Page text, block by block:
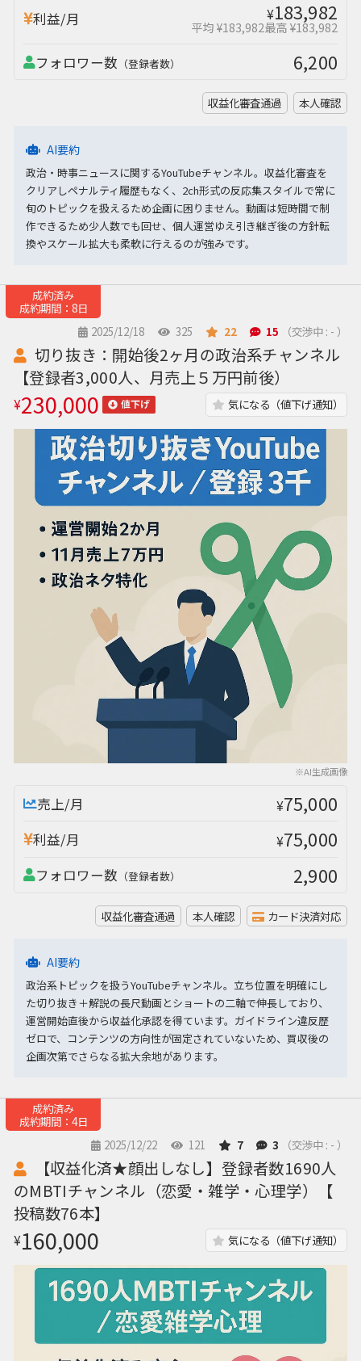
利益/月 ¥183,982
平均 ¥183,982最高 ¥183,982
フォロワー数 （登録者数） 6,200
収益化審査通過 本人確認
AI要約
政治・時事ニュースに関するYouTubeチャンネル。収益化審査を
クリアしペナルティ履歴もなく、2ch形式の反応集スタイルで常に
旬のトピックを扱えるため企画に困りません。動画は短時間で制
作できるため少人数でも回せ、個人運営ゆえ引き継ぎ後の方針転
換やスケール拡大も柔軟に行えるのが強みです。
成約済み
成約期間：8日
2025/12/18
325 22 15 （交渉中 : - ）
※AI生成画像
切り抜き：開始後2ヶ月の政治系チャンネル
【登録者3,000人、月売上５万円前後）
¥230,000 値下げ 気になる（値下げ通知）
売上/月 ¥75,000
利益/月 ¥75,000
フォロワー数 （登録者数） 2,900
収益化審査通過 本人確認 カード決済対応
AI要約
政治系トピックを扱うYouTubeチャンネル。立ち位置を明確にし
た切り抜き＋解説の長尺動画とショートの二軸で伸長しており、
運営開始直後から収益化承認を得ています。ガイドライン違反歴
ゼロで、コンテンツの方向性が固定されていないため、買収後の
企画次第でさらなる拡大余地があります。
成約済み
成約期間：4日
2025/12/22
121 7 3 （交渉中 : - ）
【収益化済★顔出しなし】登録者数1690人
のMBTIチャンネル（恋愛・雑学・心理学）【
投稿数76本】
¥160,000 気になる（値下げ通知）